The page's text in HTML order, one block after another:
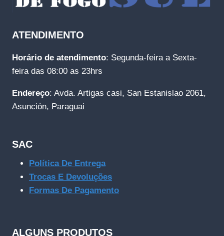
ATENDIMENTO
Horário de atendimento: Segunda-feira a Sexta-
feira das 08:00 as 23hrs
Endereço: Avda. Artigas casi, San Estanislao 2061,
Asunción, Paraguai
SAC
Política De Entrega
Trocas E Devoluções
Formas De Pagamento
ALGUNS PRODUTOS